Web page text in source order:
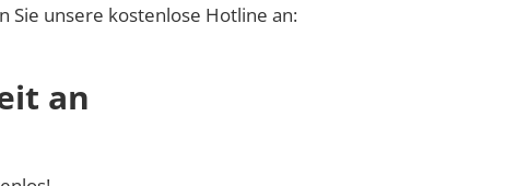
Sie unsere kostenlose Hotline an:
an